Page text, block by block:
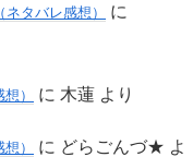
タバレ感想） に
） に 木蓮 より
） に どらごんづ★ よ